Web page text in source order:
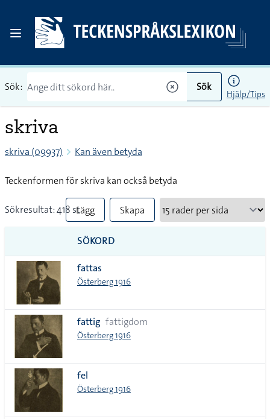
Sök: Sök
Hjälp/Tips
skriva
skriva (09937) Kan även betyda
Teckenformen för skriva kan också betyda
Sökresultat: 418 stLägg
till
alla i
lista
Skapa
SÖKORD
fattas
Österberg 1916
fattig fattigdom
Österberg 1916
fel
Österberg 1916